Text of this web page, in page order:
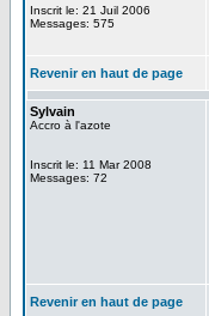
Inscrit le: 21 Juil 2006
Messages: 575
Revenir en haut de page
Sylvain
Accro à l'azote
Inscrit le: 11 Mar 2008
Messages: 72
Revenir en haut de page